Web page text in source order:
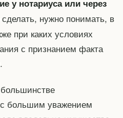
у нотариуса или через
нужно понимать, в
при каких условиях
с признанием факта
большим уважением